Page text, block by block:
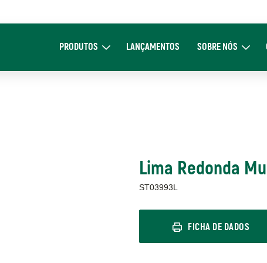
PRODUTOSExpand ProdutosLANÇAMENTOS SOBRE NÓS
Expand
Lima Redonda
ST03993L
FICHA DE DADOS